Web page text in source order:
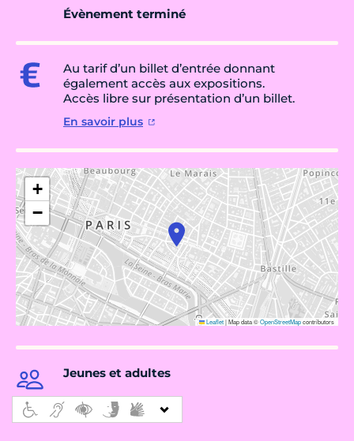
Évènement terminé
Au tarif d’un billet d’entrée donnant
également accès aux expositions.
Accès libre sur présentation d’un billet.
En savoir plus
+
−
Leaflet|Map data ©OpenStreetMapcontributors
Jeunes et adultes